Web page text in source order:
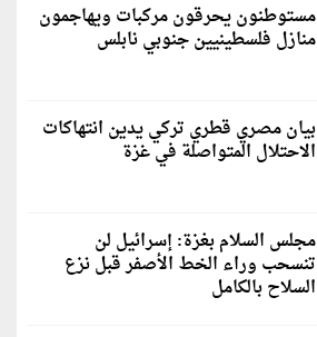
مستوطنون يحرقون مركبات ويهاجمون
منازل فلسطينيين جنوبي نابلس
بيان مصري قطري تركي يدين انتهاكات
الاحتلال المتواصلة في غزة
مجلس السلام بغزة: إسرائيل لن
تنسحب وراء الخط الأصفر قبل نزع
السلاح بالكامل